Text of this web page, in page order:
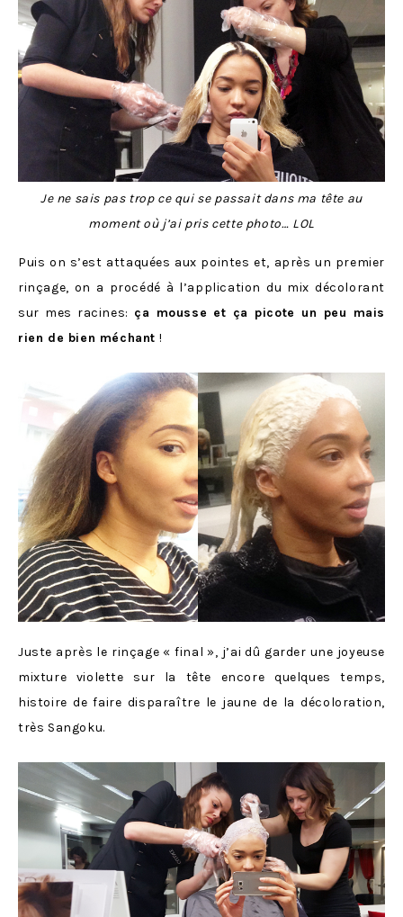
Je ne sais pas trop ce qui se passait dans ma tête au
moment où j’ai pris cette photo… LOL
Puis on s’est attaquées aux pointes et, après un premier
rinçage, on a procédé à l’application du mix décolorant
sur mes racines: ça mousse et ça picote un peu mais
rien de bien méchant !
Juste après le rinçage « final », j’ai dû garder une joyeuse
mixture violette sur la tête encore quelques temps,
histoire de faire disparaître le jaune de la décoloration,
très Sangoku.